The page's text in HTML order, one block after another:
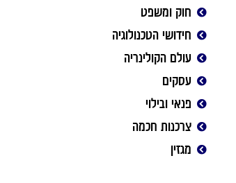
חוק ומשפט
חידושי הטכנולוגיה
עולם הקולינריה
עסקים
פנאי ובילוי
צרכנות חכמה
מגזין